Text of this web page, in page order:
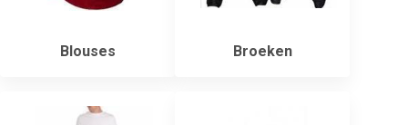
Blouses Broeken